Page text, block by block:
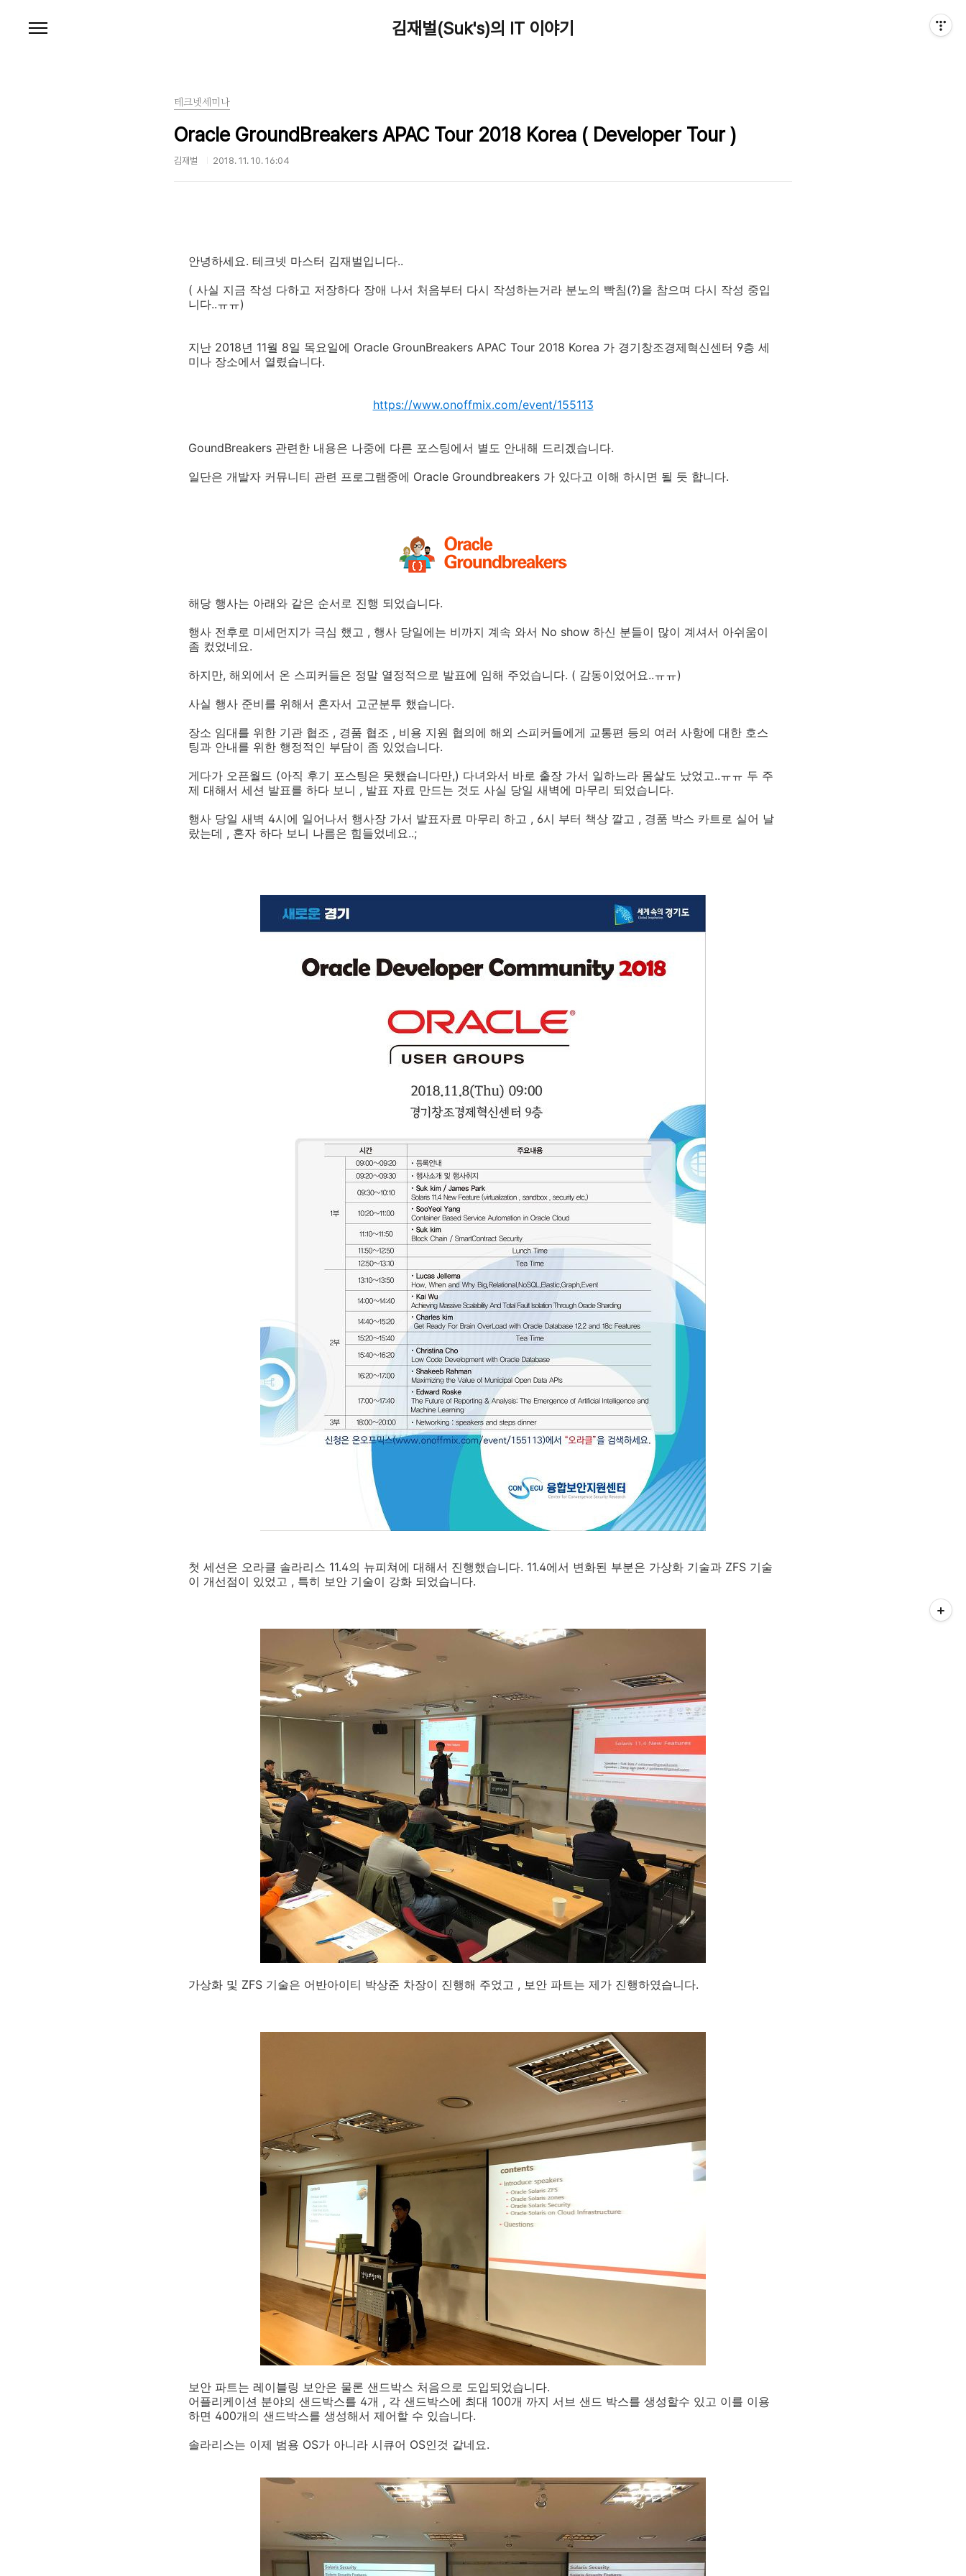
김재벌(Suk's)의 IT 이야기
테크넷세미나
Oracle GroundBreakers APAC Tour 2018 Korea ( Developer Tour )
김재벌 2018. 11. 10. 16:04
안녕하세요. 테크넷 마스터 김재벌입니다..
( 사실 지금 작성 다하고 저장하다 장애 나서 처음부터 다시 작성하는거라 분노의 빡침(?)을 참으며 다시 작성 중입
니다..ㅠㅠ)
지난 2018년 11월 8일 목요일에 Oracle GrounBreakers APAC Tour 2018 Korea 가 경기창조경제혁신센터 9층 세
미나 장소에서 열렸습니다.
https://www.onoffmix.com/event/155113
GoundBreakers 관련한 내용은 나중에 다른 포스팅에서 별도 안내해 드리겠습니다.
일단은 개발자 커뮤니티 관련 프로그램중에 Oracle Groundbreakers 가 있다고 이해 하시면 될 듯 합니다.
해당 행사는 아래와 같은 순서로 진행 되었습니다.
행사 전후로 미세먼지가 극심 했고 , 행사 당일에는 비까지 계속 와서 No show 하신 분들이 많이 계셔서 아쉬움이
좀 컸었네요.
하지만, 해외에서 온 스피커들은 정말 열정적으로 발표에 임해 주었습니다. ( 감동이었어요..ㅠㅠ)
사실 행사 준비를 위해서 혼자서 고군분투 했습니다.
장소 임대를 위한 기관 협조 , 경품 협조 , 비용 지원 협의에 해외 스피커들에게 교통편 등의 여러 사항에 대한 호스
팅과 안내를 위한 행정적인 부담이 좀 있었습니다.
게다가 오픈월드 (아직 후기 포스팅은 못했습니다만,) 다녀와서 바로 출장 가서 일하느라 몸살도 났었고..ㅠㅠ 두 주
제 대해서 세션 발표를 하다 보니 , 발표 자료 만드는 것도 사실 당일 새벽에 마무리 되었습니다.
행사 당일 새벽 4시에 일어나서 행사장 가서 발표자료 마무리 하고 , 6시 부터 책상 깔고 , 경품 박스 카트로 실어 날
랐는데 , 혼자 하다 보니 나름은 힘들었네요..;
첫 세션은 오라클 솔라리스 11.4의 뉴피쳐에 대해서 진행했습니다. 11.4에서 변화된 부분은 가상화 기술과 ZFS 기술
이 개선점이 있었고 , 특히 보안 기술이 강화 되었습니다.
가상화 및 ZFS 기술은 어반아이티 박상준 차장이 진행해 주었고 , 보안 파트는 제가 진행하였습니다.
보안 파트는 레이블링 보안은 물론 샌드박스 처음으로 도입되었습니다.
어플리케이션 분야의 샌드박스를 4개 , 각 샌드박스에 최대 100개 까지 서브 샌드 박스를 생성할수 있고 이를 이용
하면 400개의 샌드박스를 생성해서 제어할 수 있습니다.
솔라리스는 이제 범용 OS가 아니라 시큐어 OS인것 같네요.